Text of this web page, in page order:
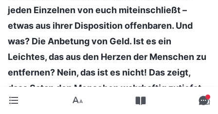
jeden Einzelnen von euch miteinschließt –
etwas aus ihrer Disposition offenbaren. Und
was? Die Anbetung von Geld. Ist es ein
Leichtes, das aus den Herzen der Menschen zu
entfernen? Nein, das ist es nicht! Das zeigt,
dass Satan den Menschen wahrhaftig zutiefst
verdorben hat! Satan nutzt Geld, um die